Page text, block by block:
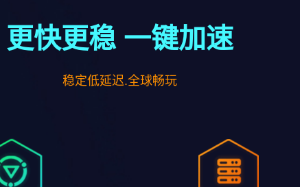
更快更稳 一键加速
稳定低延迟.全球畅玩